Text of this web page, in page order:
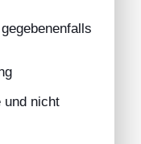
und nicht